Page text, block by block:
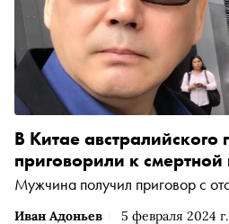
Иван Адоньев 5 февраля 2024 г.
В Китае австралийского
приговорили к смертной
Мужчина получил приговор с